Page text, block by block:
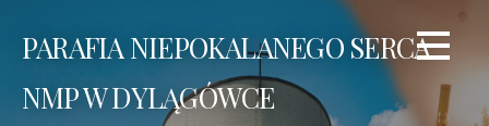
PARAFIA NIEPOKALANEGO SERCA
NMP W DYLĄGÓWCE